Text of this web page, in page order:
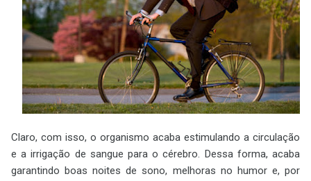
Claro, com isso, o organismo acaba estimulando a circulação
e a irrigação de sangue para o cérebro. Dessa forma, acaba
garantindo boas noites de sono, melhoras no humor e, por